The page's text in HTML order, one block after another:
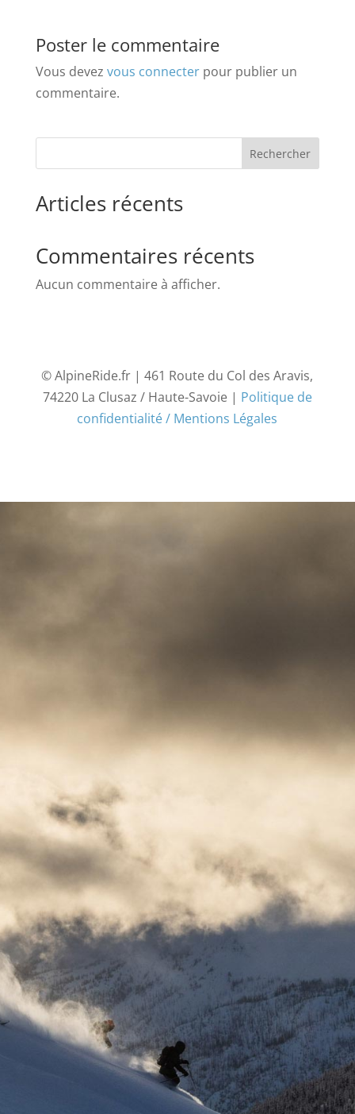
Poster le commentaire
Vous devez vous connecterpour publier un
commentaire.
Rechercher
Articles récents
Commentaires récents
Aucun commentaire à afficher.
© AlpineRide.fr | 461 Route du Col des Aravis,
74220 La Clusaz / Haute-Savoie | Politique de
confidentialité / Mentions Légales